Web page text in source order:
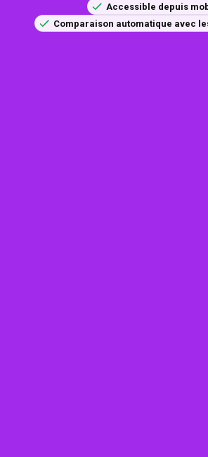
Accessible depuis
Comparaison automatique avec